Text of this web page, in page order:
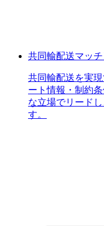
共同輸配送マッ
共同輸配送を実
ート情報・制約
な立場でリード
す。